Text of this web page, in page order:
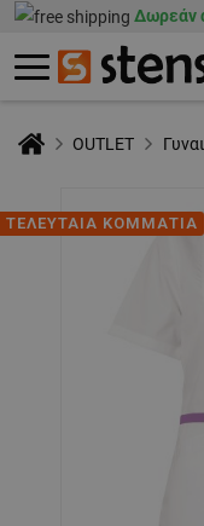
Δωρεάν
OUTLET
ΤΕΛΕΥΤΑΙΑ ΚΟΜΜΑΤΙΑ